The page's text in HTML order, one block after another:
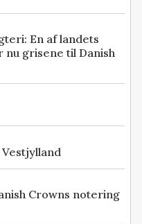
En af landets
grisene til Danish
Crowns notering